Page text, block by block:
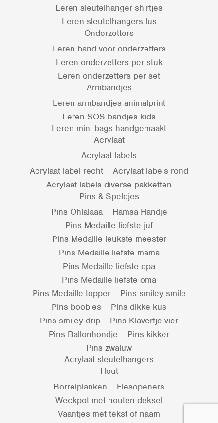
Leren sleutelhanger shirtjes
Leren sleutelhangers lus
Onderzetters
Leren band voor onderzetters
Leren onderzetters per stuk
Leren onderzetters per set
Armbandjes
Leren armbandjes animalprint
Leren SOS bandjes kids
Leren mini bags handgemaakt
Acrylaat
Acrylaat labels
Acrylaat label recht
Acrylaat labels rond
Acrylaat labels diverse pakketten
Pins & Speldjes
Pins Ohlalaaa
Hamsa Handje
Pins Medaille liefste juf
Pins Medaille leukste meester
Pins Medaille liefste mama
Pins Medaille liefste opa
Pins Medaille liefste oma
Pins Medaille topper
Pins smiley smile
Pins boobies
Pins dikke kus
Pins smiley drip
Pins Klavertje vier
Pins Ballonhondje
Pins kikker
Pins zwaluw
Acrylaat sleutelhangers
Hout
Borrelplanken
Flesopeners
Weckpot met houten deksel
Vaantjes met tekst of naam